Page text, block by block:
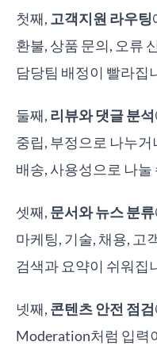
첫째, 고객지원 라우팅
환불, 상품 문의, 오류
담당팀 배정이 빨라집
둘째, 리뷰와 댓글 분석
중립, 부정으로 나누거
배송, 사용성으로 나눌
셋째, 문서와 뉴스 분류
마케팅, 기술, 채용, 고
검색과 요약이 쉬워집
넷째, 콘텐츠 안전 점검
Moderation처럼 입력